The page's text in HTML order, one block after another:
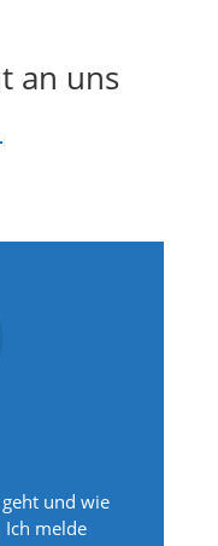
an uns
und wie
Ich melde